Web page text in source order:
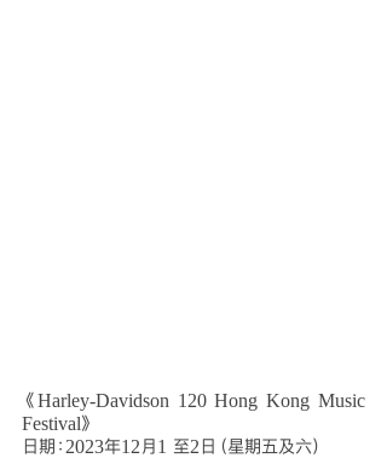
《Harley-Davidson 120 Hong Kong Music
Festival》
日期：2023年12月1 至2日（星期五及六）